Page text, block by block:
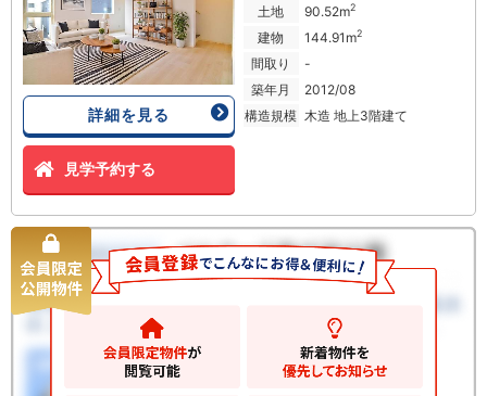
詳細を見る
見学予約する
土地
90.52m2
建物 144.91m2
間取り
-
築年月
2012/08
構造規模 木造 地上3階建て